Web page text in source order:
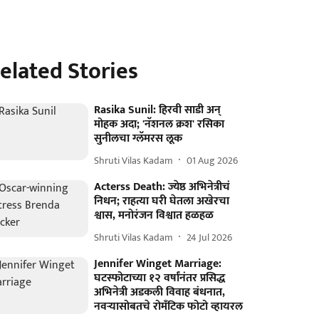
Stories
Rasika Sunil: हिरवी साडी अन्
मोहक अदा; 'नॅशनल क्रश' रसिका
सुनीलचा ग्लॅमरस लूक
Shruti Vilas Kadam 01 Aug 2026
Acterss Death: ज्येष्ठ अभिनेत्रीचं
निधन; राहत्या घरी घेतला अखेरचा
श्वास, मनोरंजन विश्वात हळहळ
Shruti Vilas Kadam 24 Jul 2026
Jennifer Winget Marriage:
घटस्फोटाच्या १२ वर्षांनंतर प्रसिद्ध
अभिनेत्री अडकली विवाह बंधनात,
नवऱ्यासोबतचे रोमँटिक फोटो व्हायरल